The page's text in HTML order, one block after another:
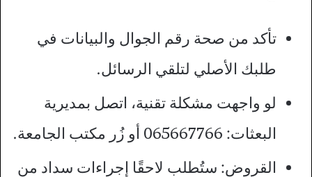
تأكد من صحة رقم الجوال والبيانات في
طلبك الأصلي لتلقي الرسائل.
لو واجهت مشكلة تقنية، اتصل بمديرية
البعثات: 065667766 أو زُر مكتب الجامعة.
القروض: ستُطلب لاحقًا إجراءات سداد من